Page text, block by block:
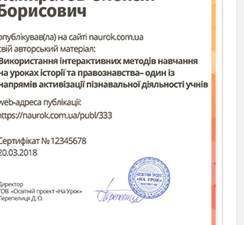
чітко усвідомлювати
БКДО (нова редакція), з метою
реалізації компетентнісного
закладу.
методисту Шепелєвій Н.В., з
результативності
організувати активну участь всіх
конкурсах, фестивалях на